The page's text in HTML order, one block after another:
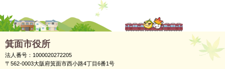
箕面市役所
法人番号：1000020272205
〒562-0003大阪府箕面市西小路4丁目6番1号